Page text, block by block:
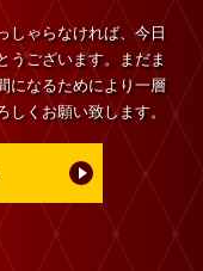
しゃらなければ、今日
うございます。まだま
になるためにより一層
くお願い致します。